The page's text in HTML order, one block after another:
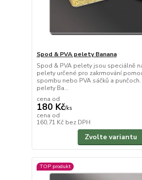
Spod & PVA pelety Banana
Spod & PVA pelety jsou speciálně
pelety určené pro zakrmování
spombu nebo PVA sáčků a
pelety Ba...
cena od
180 Kč/ks
cena od
160,71 Kč bez DPH
Zvolte variantu
TOP produkt